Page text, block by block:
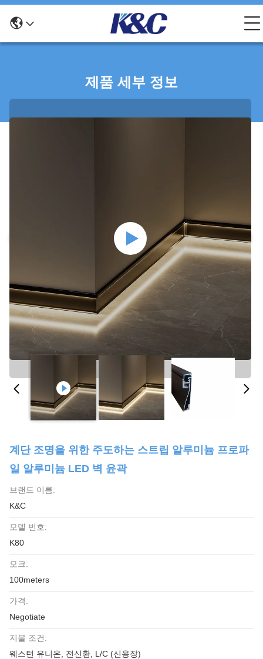
제품 세부 정보
계단 조명을 위한 주도하는 스트립 알루미늄 프로파
일 알루미늄 LED 벽 윤곽
브랜드 이름:
K&C
모델 번호:
K80
모크:
100meters
가격:
Negotiate
지불 조건:
웨스턴 유니온, 전신환, L/C (신용장)